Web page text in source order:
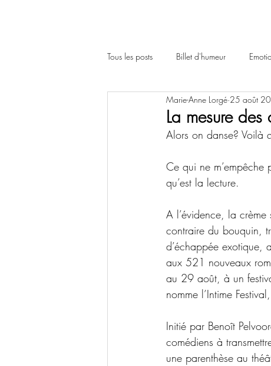
Tous les posts Billet d'humeur
La mesure des
Marie-Anne Lorgé 25 août
Alors on danse? Voilà
Ce qui ne
qu’est la lecture.
A l’évidence, la crème
contraire du bouquin,
d’échappée exotique,
aux 521 nouveaux
au 29 août, à un
nomme l’Intime
Initié par Benoît
comédiens à
une parenthèse au